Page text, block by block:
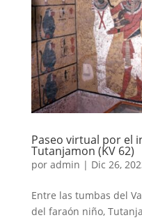
Paseo virtual por el
Tutanjamon (KV 62)
por admin | Dic 26,
Entre las tumbas del
del faraón niño,